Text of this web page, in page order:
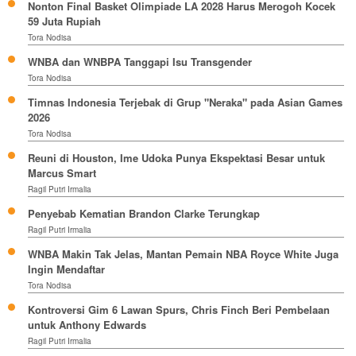
Nonton Final Basket Olimpiade LA 2028 Harus Merogoh Kocek
59 Juta Rupiah
Tora Nodisa
WNBA dan WNBPA Tanggapi Isu Transgender
Tora Nodisa
Timnas Indonesia Terjebak di Grup "Neraka" pada Asian Games
2026
Tora Nodisa
Reuni di Houston, Ime Udoka Punya Ekspektasi Besar untuk
Marcus Smart
Ragil Putri Irmalia
Penyebab Kematian Brandon Clarke Terungkap
Ragil Putri Irmalia
WNBA Makin Tak Jelas, Mantan Pemain NBA Royce White Juga
Ingin Mendaftar
Tora Nodisa
Kontroversi Gim 6 Lawan Spurs, Chris Finch Beri Pembelaan
untuk Anthony Edwards
Ragil Putri Irmalia